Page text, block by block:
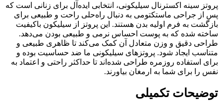
پروتز سینه اکسترنال سیلیکونی، انتخابی ایده‌آل برای زنانی است که
پس از جراحی ماستکتومی به دنبال راه‌حلی راحت و طبیعی برای
بازگشت به فرم اولیه بدن هستند. این پروتز از سیلیکون باکیفیت
ساخته شده که به پوست احساس نرمی و طبیعی بودن می‌دهد.
طراحی دقیق و وزن متعادل آن کمک می‌کند تا ظاهری طبیعی و
متناسب ایجاد شود. پروتزهای سیلیکونی ما ضد حساسیت بوده و
برای استفاده روزمره طراحی شده‌اند تا حداکثر راحتی و اعتماد به
نفس را برای شما به ارمغان بیاورند.
توضیحات تکمیلی